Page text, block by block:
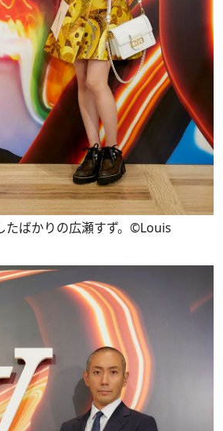
たばかりの広瀬すず。©Louis